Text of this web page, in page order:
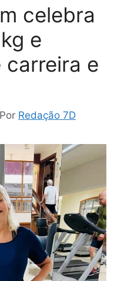
celebra
e
e
Por Redação 7D